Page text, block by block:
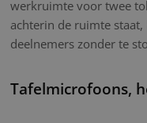
werkruimte voor twee
achterin de ruimte
deelnemers zonder te
Tafelmicrofoons,